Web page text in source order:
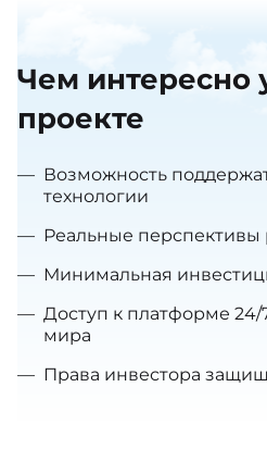
Чем интересно
проекте
— Возможность
технологии
— Реальные перспективы
— Минимальная
— Доступ к платформе
мира
— Права инвестора